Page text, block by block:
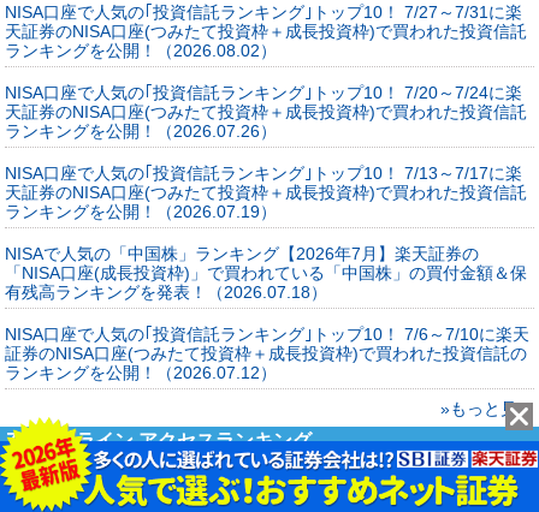
NISA口座で人気の｢投資信託ランキング｣トップ10！ 7/27～7/31に楽
天証券のNISA口座(つみたて投資枠＋成長投資枠)で買われた投資信託
ランキングを公開！（2026.08.02）
NISA口座で人気の｢投資信託ランキング｣トップ10！ 7/20～7/24に楽
天証券のNISA口座(つみたて投資枠＋成長投資枠)で買われた投資信託
ランキングを公開！（2026.07.26）
NISA口座で人気の｢投資信託ランキング｣トップ10！ 7/13～7/17に楽
天証券のNISA口座(つみたて投資枠＋成長投資枠)で買われた投資信託
ランキングを公開！（2026.07.19）
NISAで人気の「中国株」ランキング【2026年7月】楽天証券の
「NISA口座(成長投資枠)」で買われている「中国株」の買付金額＆保
有残高ランキングを発表！（2026.07.18）
NISA口座で人気の｢投資信託ランキング｣トップ10！ 7/6～7/10に楽天
証券のNISA口座(つみたて投資枠＋成長投資枠)で買われた投資信託の
ランキングを公開！（2026.07.12）
»もっと見る
ZAiオンライン アクセスランキング
定期預金の金利が高い銀行ランキング[2026年8月] 貯金をするなら、メ
ガバンクの3倍以上も高金利なSBI新生銀行など、お得な銀行を選ぶの
がおすすめ！